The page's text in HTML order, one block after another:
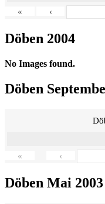
« ‹
Döben 2004
No Images found.
Döben
« ‹
Döben Mai 2003